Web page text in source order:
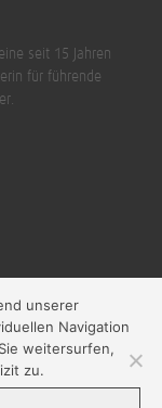
seit 15 Jahren
für führende
unserer
Navigation
weitersurfen,
zu.